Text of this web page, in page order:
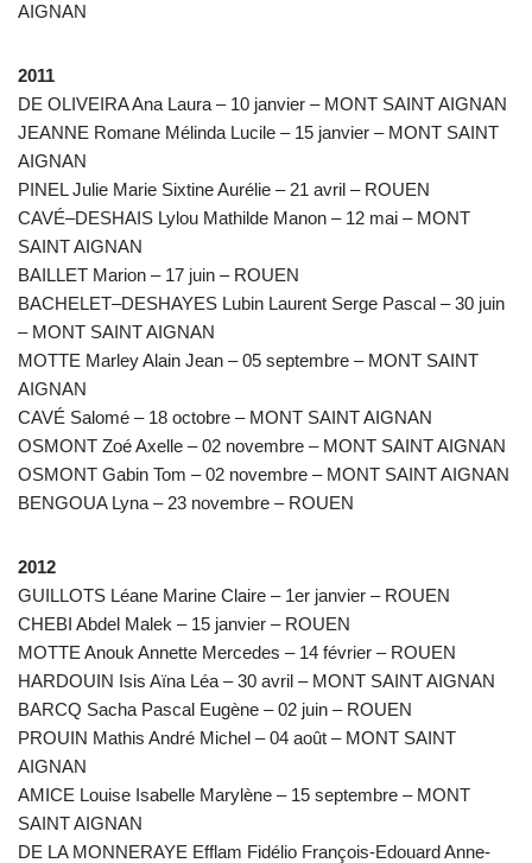
AIGNAN
2011
DE OLIVEIRA Ana Laura – 10 janvier – MONT SAINT AIGNAN
JEANNE Romane Mélinda Lucile – 15 janvier – MONT SAINT
AIGNAN
PINEL Julie Marie Sixtine Aurélie – 21 avril – ROUEN
CAVÉ–DESHAIS Lylou Mathilde Manon – 12 mai – MONT
SAINT AIGNAN
BAILLET Marion – 17 juin – ROUEN
BACHELET–DESHAYES Lubin Laurent Serge Pascal – 30 juin
– MONT SAINT AIGNAN
MOTTE Marley Alain Jean – 05 septembre – MONT SAINT
AIGNAN
CAVÉ Salomé – 18 octobre – MONT SAINT AIGNAN
OSMONT Zoé Axelle – 02 novembre – MONT SAINT AIGNAN
OSMONT Gabin Tom – 02 novembre – MONT SAINT AIGNAN
BENGOUA Lyna – 23 novembre – ROUEN
2012
GUILLOTS Léane Marine Claire – 1er janvier – ROUEN
CHEBI Abdel Malek – 15 janvier – ROUEN
MOTTE Anouk Annette Mercedes – 14 février – ROUEN
HARDOUIN Isis Aïna Léa – 30 avril – MONT SAINT AIGNAN
BARCQ Sacha Pascal Eugène – 02 juin – ROUEN
PROUIN Mathis André Michel – 04 août – MONT SAINT
AIGNAN
AMICE Louise Isabelle Marylène – 15 septembre – MONT
SAINT AIGNAN
DE LA MONNERAYE Efflam Fidélio François-Edouard Anne-